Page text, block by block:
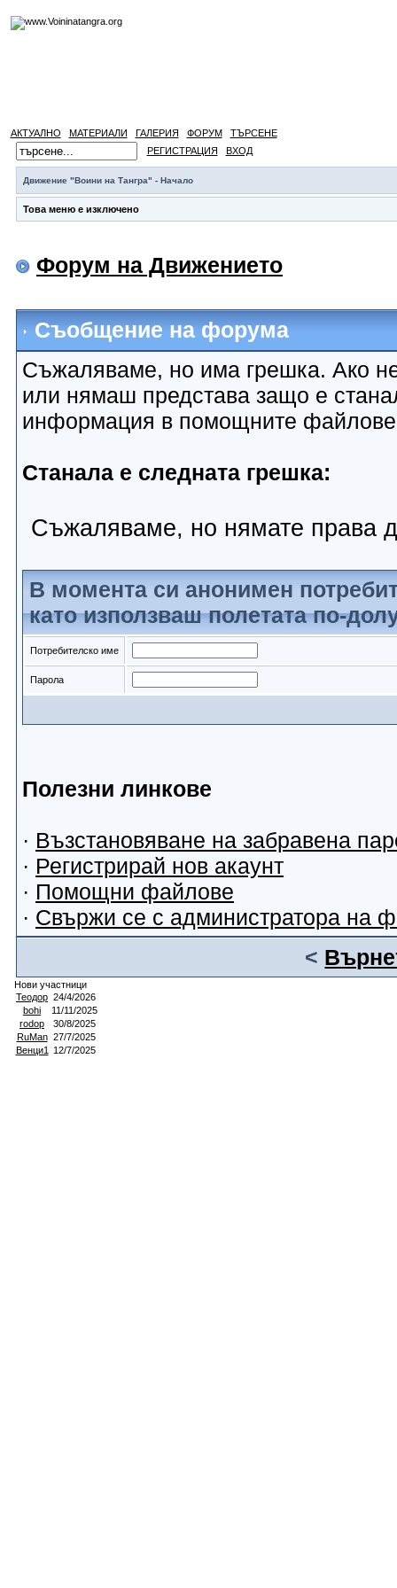
АКТУАЛНО МАТЕРИАЛИ ГАЛЕРИЯ ФОРУМ
ТЪРСЕНЕ
РЕГИСТРАЦИЯ
ВХОД
Движение "Воини на Тангра" - Начало
Това меню е изключено
Форум на Движението
Съобщение на форума
Съжаляваме, но има грешка. Ако
или нямаш представа защо е
информация в помощните
Станала е следната грешка:
Съжаляваме, но нямате права
В момента си анонимен
като използваш полетата по-
Потребителско име
Парола
Полезни линкове
· Възстановяване на забравена
· Регистрирай нов акаунт
· Помощни файлове
· Свържи се с администратора на
<
Нови участници
Теодор 24/4/2026
bohi
11/11/2025
rodop
30/8/2025
RuMan 27/7/2025
Венци1
12/7/2025